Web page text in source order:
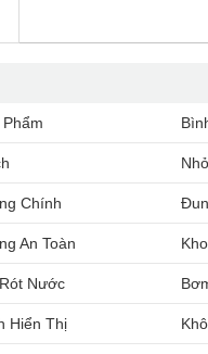
Chính
An Toàn
Nước
Hiển Thị